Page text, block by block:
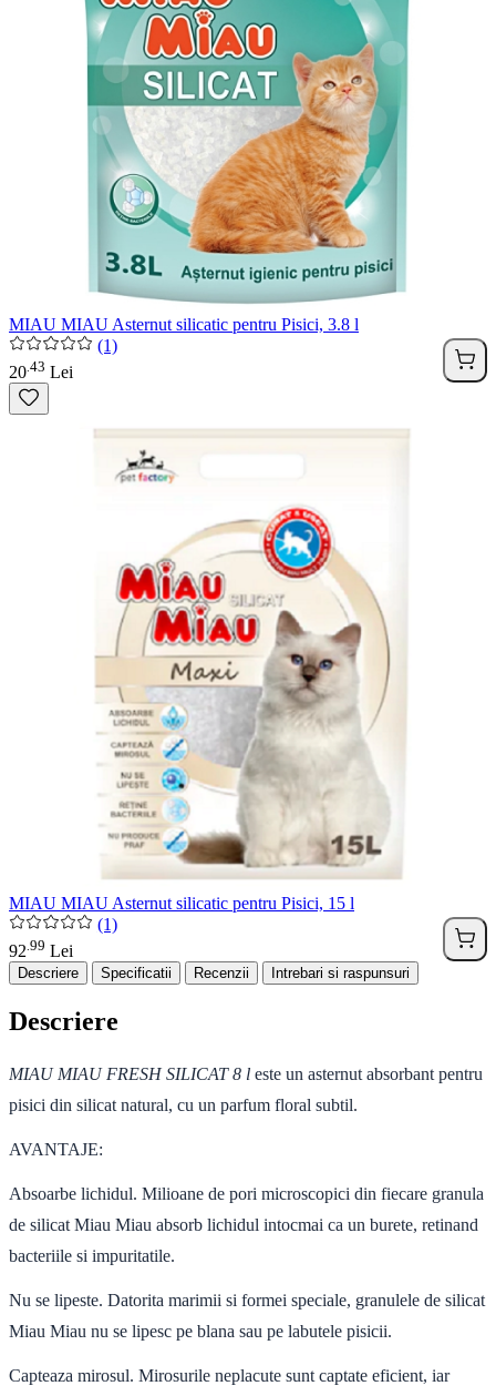
MIAU MIAU Asternut silicatic pentru Pisici, 3.8 l
(1)
20 43 Lei
MIAU MIAU Asternut silicatic pentru Pisici, 15 l
(1)
92 99 Lei
Descriere Specificatii Recenzii Intrebari si raspunsuri
Descriere
MIAU MIAU FRESH SILICAT 8 l este un asternut absorbant pentru
pisici din silicat natural, cu un parfum floral subtil.
AVANTAJE:
Absoarbe lichidul. Milioane de pori microscopici din fiecare granula
de silicat Miau Miau absorb lichidul intocmai ca un burete, retinand
bacteriile si impuritatile.
Nu se lipeste. Datorita marimii si formei speciale, granulele de silicat
Miau Miau nu se lipesc pe blana sau pe labutele pisicii.
Capteaza mirosul. Mirosurile neplacute sunt captate eficient, iar